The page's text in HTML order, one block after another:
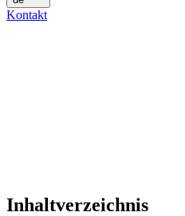
Kontakt
Inhaltverzeichnis